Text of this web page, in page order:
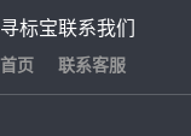
寻标宝
首页
联系我们
联系客服